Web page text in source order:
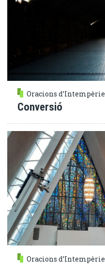
Oracions d’Intempèrie
Conversió
Oracions d’Intempèrie